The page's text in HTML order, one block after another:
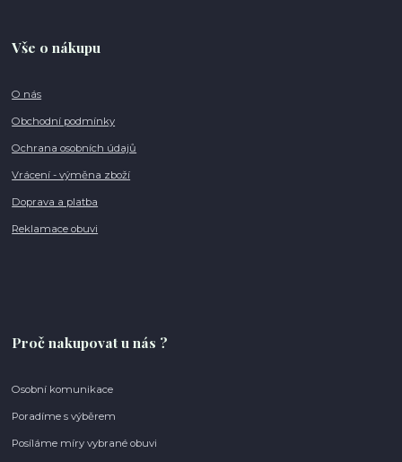
Vše o nákupu
O nás
Obchodní podmínky
Ochrana osobních údajů
Vrácení - výměna zboží
Doprava a platba
Reklamace obuvi
Proč nakupovat u nás ?
Osobní komunikace
Poradíme s výběrem
Posíláme míry vybrané obuvi